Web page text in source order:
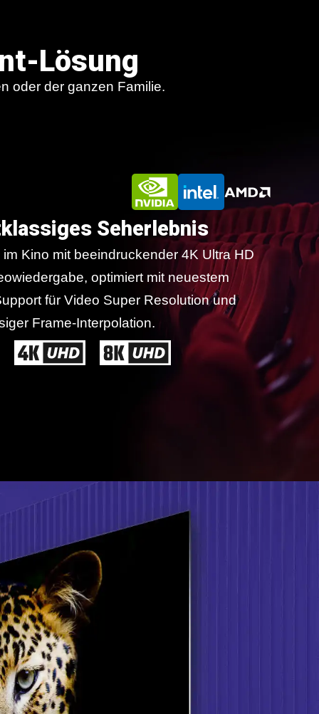
Lösung
oder der ganzen Familie.
Seherlebnis
Kino mit beeindruckender 4K Ultra HD
optimiert mit neuestem
für Video Super Resolution und
Frame-Interpolation.